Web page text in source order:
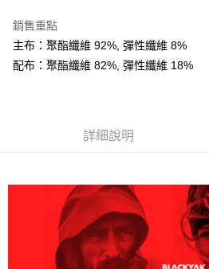
相關說明
【關於「AFTEE先享後付」】
AFTEE先享後付是「在收到商品之後才付款
２．訂單成立數日內，您將收到繳費通知簡訊
３．收到繳費通知簡訊後14天內，點擊此簡
ATM／網路銀行／等多元方式進行付款，方
※ 請注意：結帳手續完成當下不需立刻繳費
購買商品的店家。未經商家同意取消之訂單
後付繳納相關費用。
ATM付款
每筆NT$60，滿NT$599(含以上)免運費
每筆NT$60，滿NT$599(含以上)免運費
萊爾富取貨付款
每筆NT$60，滿NT$799(含以上)免運費
銷售重點
主布：聚酯纖維 92%, 彈性纖維 8%
配布：聚酯纖維 82%, 彈性纖維 18%
詳細說明